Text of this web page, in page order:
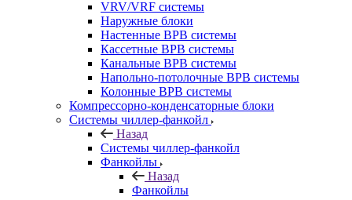
VRV/VRF системы
Наружные блоки
Настенные ВРВ системы
Кассетные ВРВ системы
Канальные ВРВ системы
Напольно-потолочные ВРВ системы
Колонные ВРВ системы
Компрессорно-конденсаторные блоки
Системы чиллер-фанкойл
Назад
Системы чиллер-фанкойл
Фанкойлы
Назад
Фанкойлы